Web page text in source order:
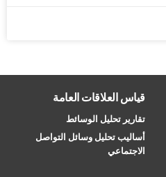
قياس العلاقات العامة
تقارير تحليل الوسائط
أساليب تحليل وسائل التواصل
الاجتماعي